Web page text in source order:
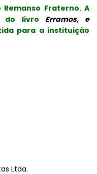
Fraterno. A
do livro Erramos, e
para a instituição
Ltda.